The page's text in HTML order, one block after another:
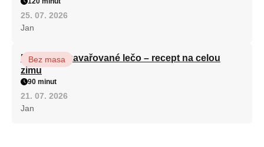
25. 07. 2026
Jan
Babiččino zavařované lečo – recept na celou
zimu
Bez masa
90 minut
21. 07. 2026
Jan